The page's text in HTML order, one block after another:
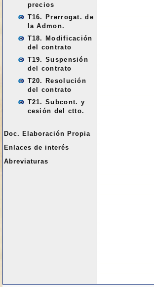
precios
T16. Prerrogat. de
la Admon.
T18. Modificación
del contrato
T19. Suspensión
del contrato
T20. Resolución
del contrato
T21. Subcont. y
cesión del ctto.
Doc. Elaboración Propia
Enlaces de interés
Abreviaturas